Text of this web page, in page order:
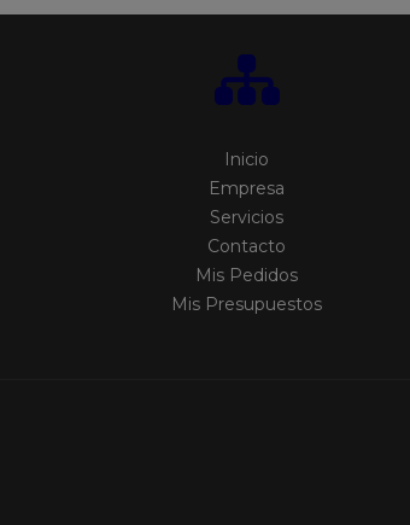
Inicio
Empresa
Servicios
Contacto
Mis Pedidos
Mis Presupuestos